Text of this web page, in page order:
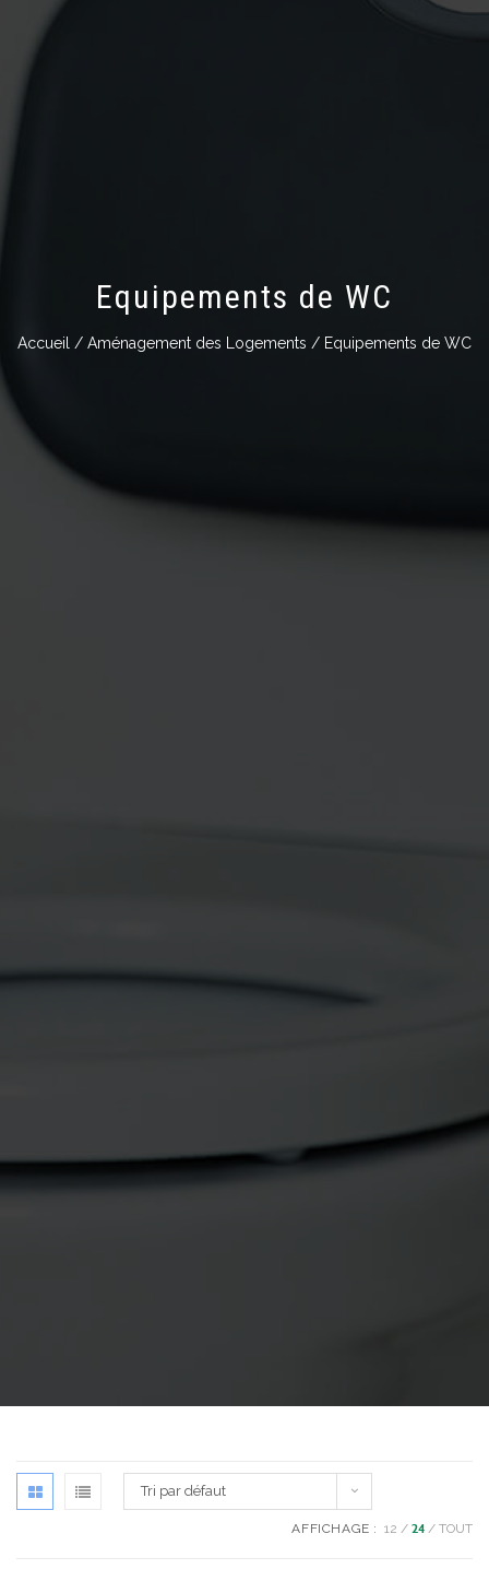
Equipements de WC
Accueil / Aménagement des Logements / Equipements de WC
Tri par défaut
AFFICHAGE : 12 24 TOUT